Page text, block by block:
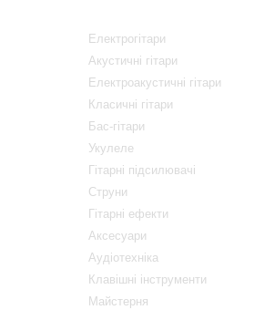
Електрогітари
Акустичні гітари
Електроакустичні гітари
Класичні гітари
Бас-гітари
Укулеле
Гітарні підсилювачі
Струни
Гітарні ефекти
Аксесуари
Аудіотехніка
Клавішні інструменти
Майстерня